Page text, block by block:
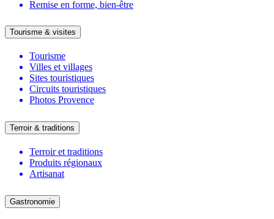
Remise en forme, bien-être
Tourisme & visites
Tourisme
Villes et villages
Sites touristiques
Circuits touristiques
Photos Provence
Terroir & traditions
Terroir et traditions
Produits régionaux
Artisanat
Gastronomie